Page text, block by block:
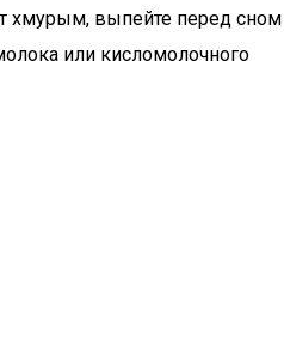
хмурым, выпейте перед сном
или кисломолочного